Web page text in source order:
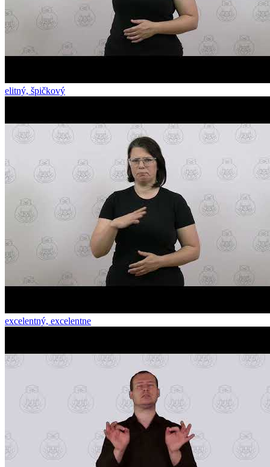
elitný, špičkový
excelentný, excelentne